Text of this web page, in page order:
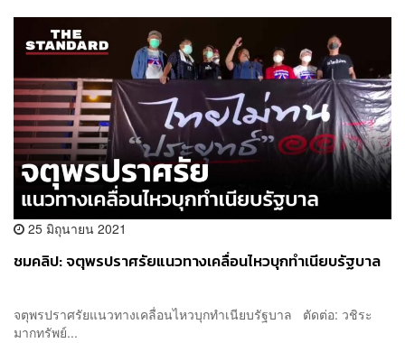
25 มิถุนายน 2021
ชมคลิป: จตุพรปราศรัยแนวทางเคลื่อนไหวบุกทำเนียบรัฐบาล
จตุพรปราศรัยแนวทางเคลื่อนไหวบุกทำเนียบรัฐบาล ตัดต่อ: วชิระ
มากทรัพย์...